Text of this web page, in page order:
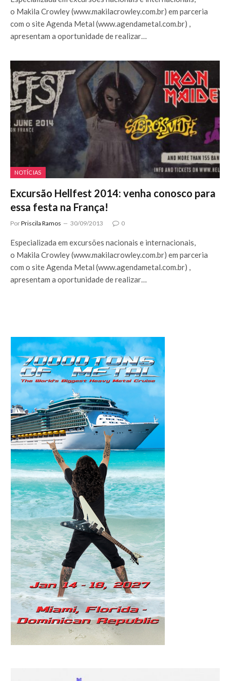
o Makila Crowley (www.makilacrowley.com.br) em parceria
com o site Agenda Metal (www.agendametal.com.br) ,
apresentam a oportunidade de realizar…
NOTÍCIAS
Excursão Hellfest 2014: venha conosco para
essa festa na França!
PorPriscila Ramos 30/09/2013 0
Especializada em excursões nacionais e internacionais,
o Makila Crowley (www.makilacrowley.com.br) em parceria
com o site Agenda Metal (www.agendametal.com.br) ,
apresentam a oportunidade de realizar…